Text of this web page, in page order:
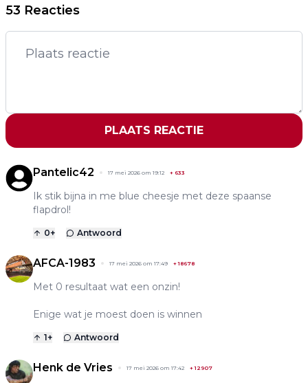
53 Reacties
PLAATS REACTIE
Pantelic42 17 mei 2026 om 19:12 + 633
Ik stik bijna in me blue cheesje met deze spaanse
flapdrol!
0+ Antwoord
AFCA-1983 17 mei 2026 om 17:49 +18678
Met 0 resultaat wat een onzin!
Enige wat je moest doen is winnen
1+ Antwoord
Henk de Vries 17 mei 2026 om 17:42 +12907